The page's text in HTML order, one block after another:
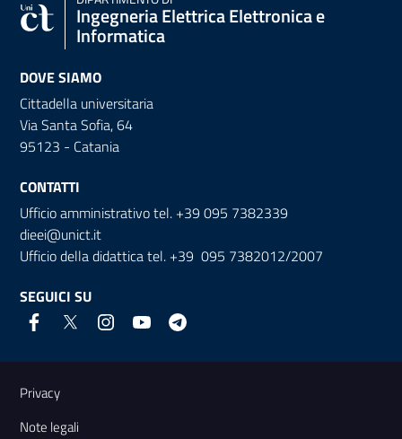
Ingegneria Elettrica Elettronica e
Informatica
DOVE SIAMO
Cittadella universitaria
Via Santa Sofia, 64
95123 - Catania
CONTATTI
Ufficio amministrativo tel. +39 095 7382339
dieei@unict.it
Ufficio della didattica tel. +39 095 7382012/2007
SEGUICI SU
Link e informazioni utili
Privacy
Note legali